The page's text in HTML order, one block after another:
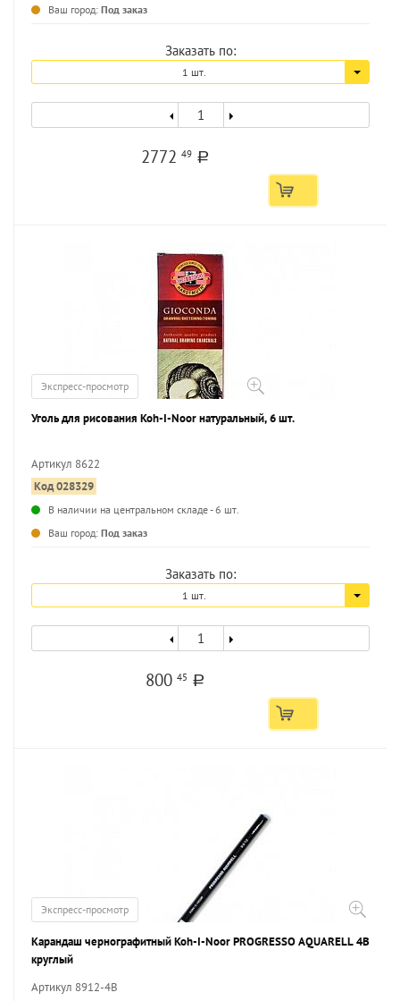
Ваш город: Под заказ
Заказать по:
1 шт.
277249 a
Экспресс-просмотр
Уголь для рисования Koh-I-Noor натуральный, 6 шт.
Артикул 8622
Код 028329
В наличии на центральном складе - 6 шт.
Ваш город: Под заказ
Заказать по:
1 шт.
80045 a
Экспресс-просмотр
Карандаш чернографитный Koh-I-Noor PROGRESSO AQUARELL 4В
круглый
Артикул 8912-4B